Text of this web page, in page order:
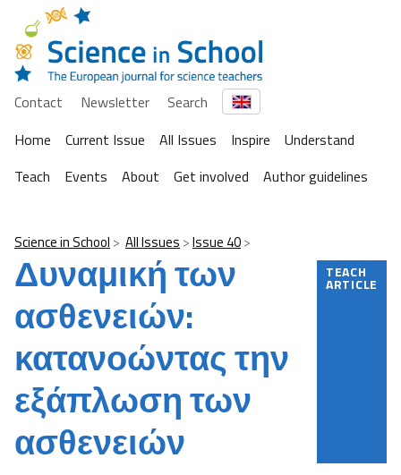
Contact Newsletter
Search
Home
Current Issue All Issues Inspire
Understand
Teach
Events About Get involved Author guidelines
Science in School All Issues Issue 40
Δυναμική των
ασθενειών:
κατανοώντας την
εξάπλωση των
ασθενειών
TEACH
ARTICLE